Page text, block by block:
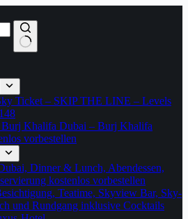
Ticket – SKIP THE LINE – Levels
Burj Khalifa Dubai – Burj Khalifa
vorbestellen
Dinner & Lunch, Abendessen,
kostenlos vorbestellen
Teatime, Skyview Bar, Sky-
und Rundgang inklusive Cocktails